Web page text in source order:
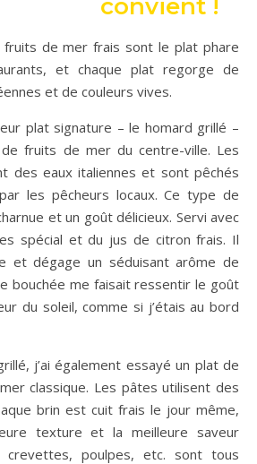
convient !
fruits de mer frais sont le plat phare
et chaque plat regorge de
et de couleurs vives.
plat signature – le homard grillé –
fruits de mer du centre-ville. Les
des eaux italiennes et sont pêchés
les pêcheurs locaux. Ce type de
et un goût délicieux. Servi avec
spécial et du jus de citron frais. Il
et dégage un séduisant arôme de
bouchée me faisait ressentir le goût
du soleil, comme si j’étais au bord
j’ai également essayé un plat de
classique. Les pâtes utilisent des
brin est cuit frais le jour même,
texture et la meilleure saveur
crevettes, poulpes, etc. sont tous